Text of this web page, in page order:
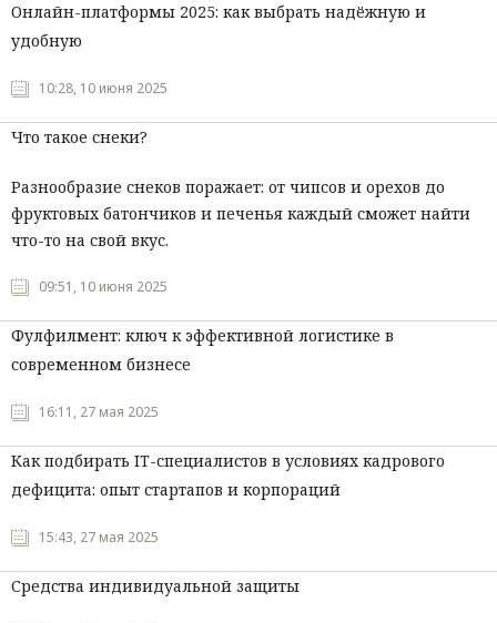
Онлайн-платформы 2025: как выбрать надёжную и
удобную
10:28, 10 июня 2025
Что такое снеки?
Разнообразие снеков поражает: от чипсов и орехов до
фруктовых батончиков и печенья каждый сможет найти
что-то на свой вкус.
09:51, 10 июня 2025
Фулфилмент: ключ к эффективной логистике в
современном бизнесе
16:11, 27 мая 2025
Как подбирать IT-специалистов в условиях кадрового
дефицита: опыт стартапов и корпораций
15:43, 27 мая 2025
Средства индивидуальной защиты